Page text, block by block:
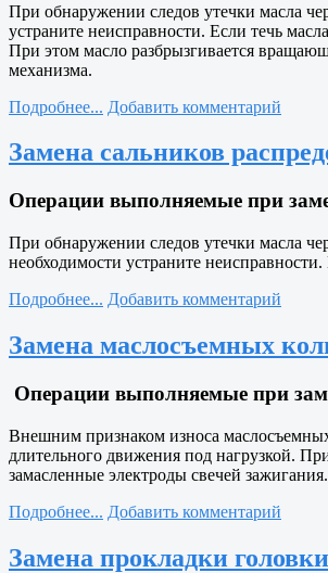
При обнаружении следов утечки масла
устраните неисправности. Если течь
При этом масло разбрызгивается
механизма.
Подробнее... Добавить комментарий
Замена сальников
Операции выполняемые при
При обнаружении следов утечки масла
необходимости устраните
Подробнее... Добавить комментарий
Замена маслосъемных
Операции выполняемые при
Внешним признаком износа
длительного движения под нагрузкой.
замасленные электроды свечей зажигания.
Подробнее... Добавить комментарий
Замена прокладки